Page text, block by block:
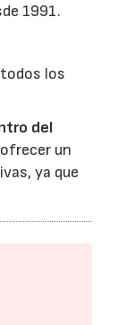
1991.
los
del
un
ya que